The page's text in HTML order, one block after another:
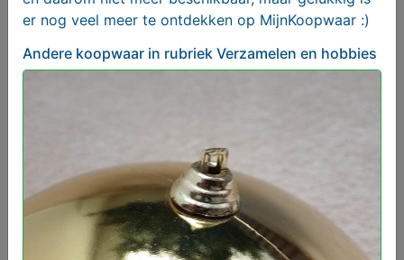
er nog veel meer te ontdekken op MijnKoopwaar :)
Andere koopwaar in rubriek Verzamelen en hobbies